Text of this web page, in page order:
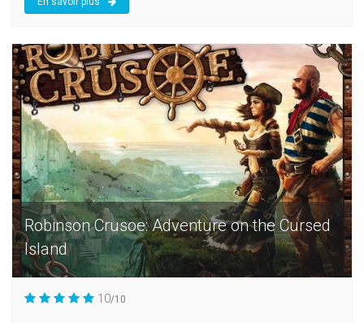
Robinson Crusoe: Adventure on the Cursed
Island
10/10